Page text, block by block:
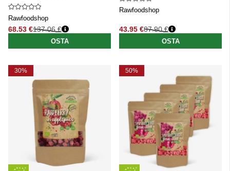
Rawfoodshop
68.53 €
Normaali hinta
137.06 €
OSTA
Rawfoodshop
43.95 €
Normaali hinta
87.90 €
OSTA
30% 50%